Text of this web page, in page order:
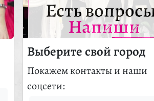
Есть
Напиши
Выберите свой город
Покажем контакты и наши
соцсети: